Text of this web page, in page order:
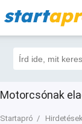
start
Motorcsónak
Startapró Hirdetések
Szűrők 3